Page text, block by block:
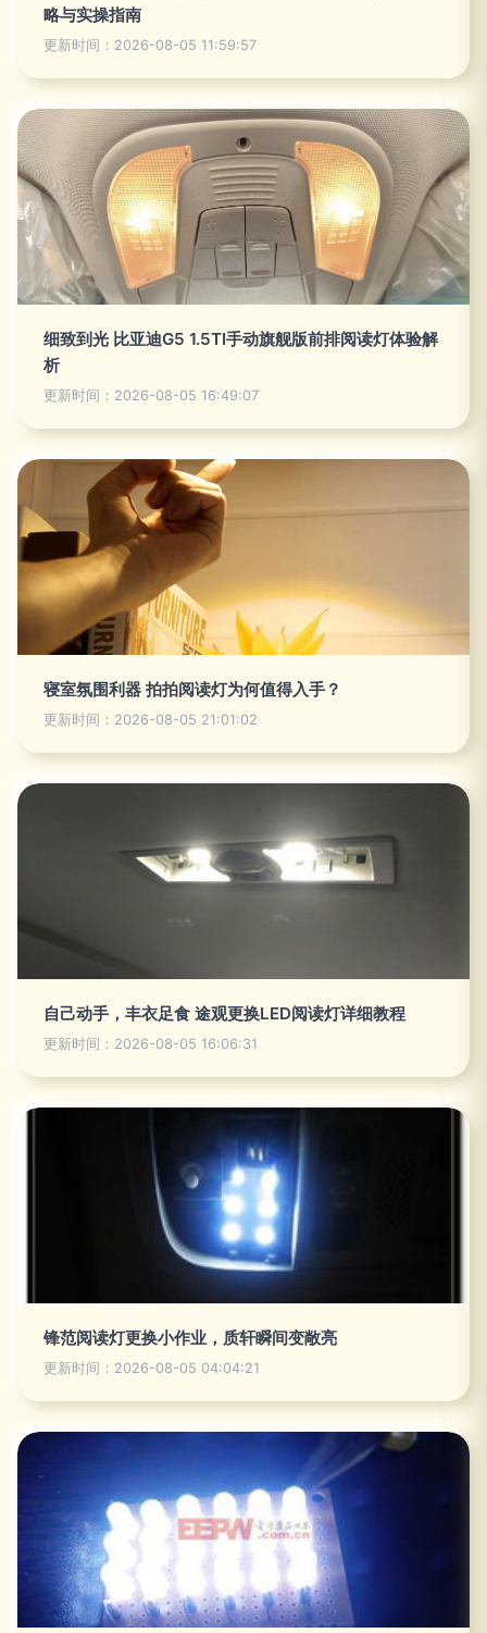
略与实操指南
更新时间：2026-08-05 11:59:57
细致到光 比亚迪G5 1.5TI手动旗舰版前排阅读灯体验解
析
更新时间：2026-08-05 16:49:07
寝室氛围利器 拍拍阅读灯为何值得入手？
更新时间：2026-08-05 21:01:02
自己动手，丰衣足食 途观更换LED阅读灯详细教程
更新时间：2026-08-05 16:06:31
锋范阅读灯更换小作业，质轩瞬间变敞亮
更新时间：2026-08-05 04:04:21